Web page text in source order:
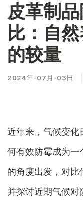
皮革制
比：自
的较量
2024年-07月-03日
近年来，气候变化
何有效防霉成为一
的角度出发，对比
并探讨近期气候